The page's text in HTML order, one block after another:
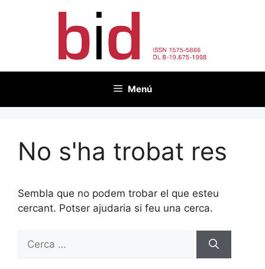
Menú
No s'ha trobat res
Sembla que no podem trobar el que esteu
cercant. Potser ajudaria si feu una cerca.
Cerca: